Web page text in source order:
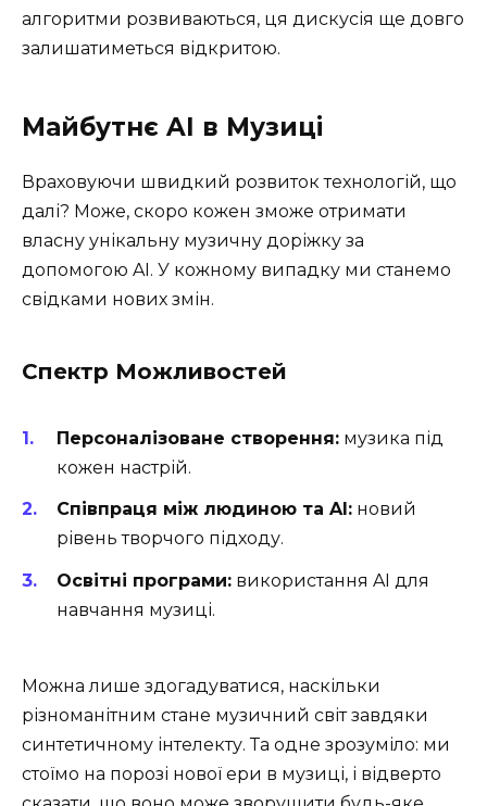
алгоритми розвиваються, ця дискусія ще довго
залишатиметься відкритою.
Майбутнє AI в Музиці
Враховуючи швидкий розвиток технологій, що
далі? Може, скоро кожен зможе отримати
власну унікальну музичну доріжку за
допомогою AI. У кожному випадку ми станемо
свідками нових змін.
Спектр Можливостей
Персоналізоване створення: музика під
кожен настрій.
Співпраця між людиною та AI: новий
рівень творчого підходу.
Освітні програми: використання AI для
навчання музиці.
Можна лише здогадуватися, наскільки
різноманітним стане музичний світ завдяки
синтетичному інтелекту. Та одне зрозуміло: ми
стоїмо на порозі нової ери в музиці, і відверто